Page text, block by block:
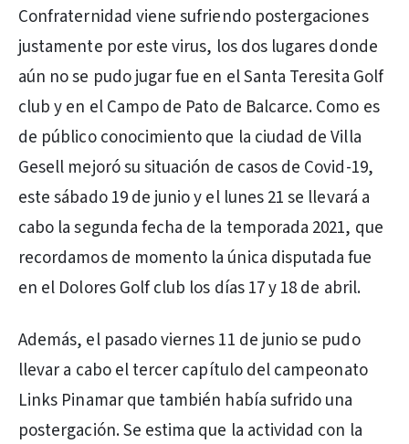
Confraternidad viene sufriendo postergaciones
justamente por este virus, los dos lugares donde
aún no se pudo jugar fue en el Santa Teresita Golf
club y en el Campo de Pato de Balcarce. Como es
de público conocimiento que la ciudad de Villa
Gesell mejoró su situación de casos de Covid-19,
este sábado 19 de junio y el lunes 21 se llevará a
cabo la segunda fecha de la temporada 2021, que
recordamos de momento la única disputada fue
en el Dolores Golf club los días 17 y 18 de abril.
Además, el pasado viernes 11 de junio se pudo
llevar a cabo el tercer capítulo del campeonato
Links Pinamar que también había sufrido una
postergación. Se estima que la actividad con la